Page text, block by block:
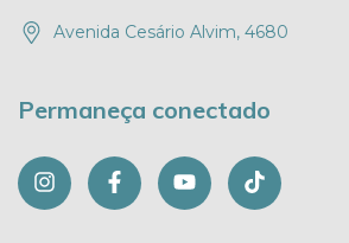
Avenida Cesário Alvim, 4680
Permaneça conectado